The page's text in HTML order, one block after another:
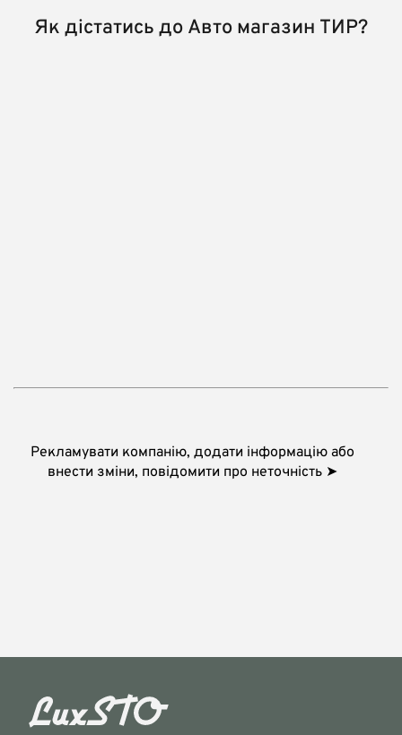
Як дістатись до Авто магазин ТИР?
Рекламувати компанію, додати інформацію або
внести зміни, повідомити про неточність ➤